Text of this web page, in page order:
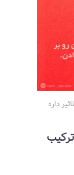
داره